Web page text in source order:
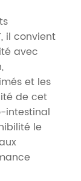
il convient
avec
et les
de cet
intestinal
le